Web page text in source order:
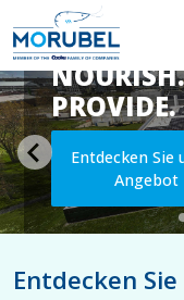
PROVIDE.
Entdecken Sie
Angebot
Entdecken